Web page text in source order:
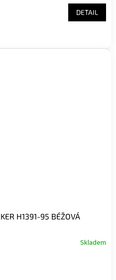
DETAIL
H1391-95 BÉŽOVÁ
Skladem